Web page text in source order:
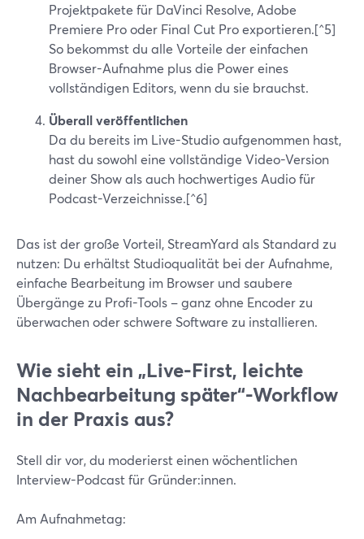
Projektpakete für DaVinci Resolve, Adobe
Premiere Pro oder Final Cut Pro exportieren.[^5]
So bekommst du alle Vorteile der einfachen
Browser-Aufnahme plus die Power eines
vollständigen Editors, wenn du sie brauchst.
Überall veröffentlichen
Da du bereits im Live-Studio aufgenommen hast,
hast du sowohl eine vollständige Video-Version
deiner Show als auch hochwertiges Audio für
Podcast-Verzeichnisse.[^6]
Das ist der große Vorteil, StreamYard als Standard zu
nutzen: Du erhältst Studioqualität bei der Aufnahme,
einfache Bearbeitung im Browser und saubere
Übergänge zu Profi-Tools – ganz ohne Encoder zu
überwachen oder schwere Software zu installieren.
Wie sieht ein „Live-First, leichte
Nachbearbeitung später“-Workflow
in der Praxis aus?
Stell dir vor, du moderierst einen wöchentlichen
Interview-Podcast für Gründer:innen.
Am Aufnahmetag: